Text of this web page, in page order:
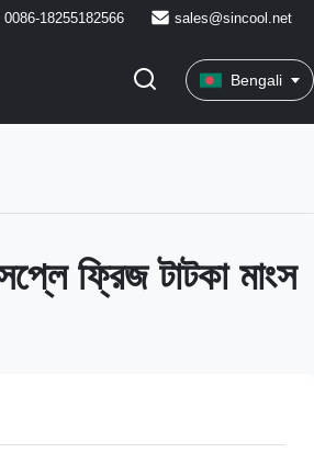
0086-18255182566 sales@sincool.net
Bengali
ফ্রিজ টাটকা মাংস